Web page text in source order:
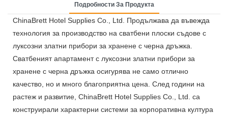
Подробности За Продукта
ChinaBrett Hotel Supplies Co., Ltd. Продължава да въвежда
технология за производство на сватбени плоски съдове с
луксозни златни прибори за хранене с черна дръжка.
Сватбеният апартамент с луксозни златни прибори за
хранене с черна дръжка осигурява не само отлично
качество, но и много благоприятна цена. След години на
растеж и развитие, ChinaBrett Hotel Supplies Co., Ltd. са
конструирали характерни системи за корпоративна култура